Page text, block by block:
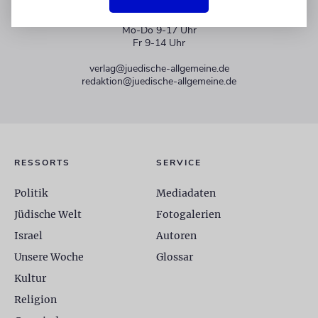
+49 30 275833 0
Mo-Do 9-17 Uhr
Fr 9-14 Uhr
verlag@juedische-allgemeine.de
redaktion@juedische-allgemeine.de
RESSORTS
Politik
Jüdische Welt
Israel
Unsere Woche
Kultur
Religion
SERVICE
Mediadaten
Fotogalerien
Autoren
Glossar